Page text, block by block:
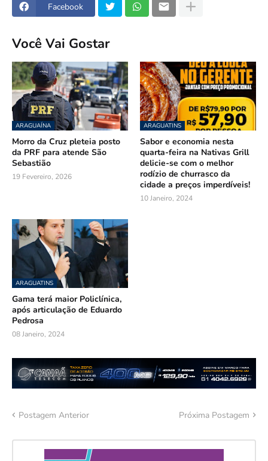
Facebook
Você Vai Gostar
ARAGUAÍNA
Morro da Cruz pleteia posto
da PRF para atende São
Sebastião
19 Fevereiro, 2026
ARAGUATINS
Sabor e economia nesta
quarta-feira na Nativas Grill
delicie-se com o melhor
rodízio de churrasco da
cidade a preços imperdíveis!
10 Janeiro, 2024
ARAGUATINS
Gama terá maior Policlínica,
após articulação de Eduardo
Pedrosa
08 Janeiro, 2024
Postagem Anterior Próxima Postagem